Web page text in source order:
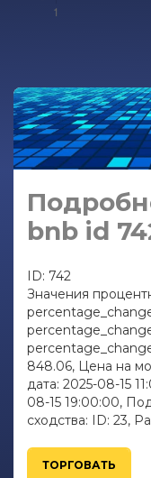
bnb id
ID: 742
Значения
848.06, Цена на
дата: 2025-08-15
08-15 19:00:00,
сходства: ID: 23,
ТОРГОВАТЬ